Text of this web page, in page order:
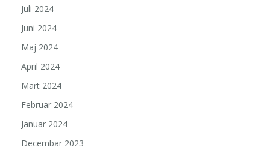
Juli 2024
Juni 2024
Maj 2024
April 2024
Mart 2024
Februar 2024
Januar 2024
Decembar 2023